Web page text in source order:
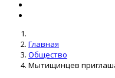
Главная
Общество
Мытищинцев